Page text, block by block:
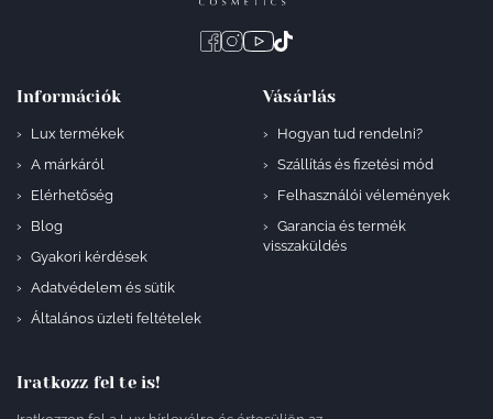
Információk
Lux termékek
A márkáról
Elérhetőség
Blog
Gyakori kérdések
Adatvédelem és sütik
Általános üzleti feltételek
Vásárlás
Hogyan tud rendelni?
Szállítás és fizetési mód
Felhasználói vélemények
Garancia és termék
visszaküldés
Iratkozz fel te is!